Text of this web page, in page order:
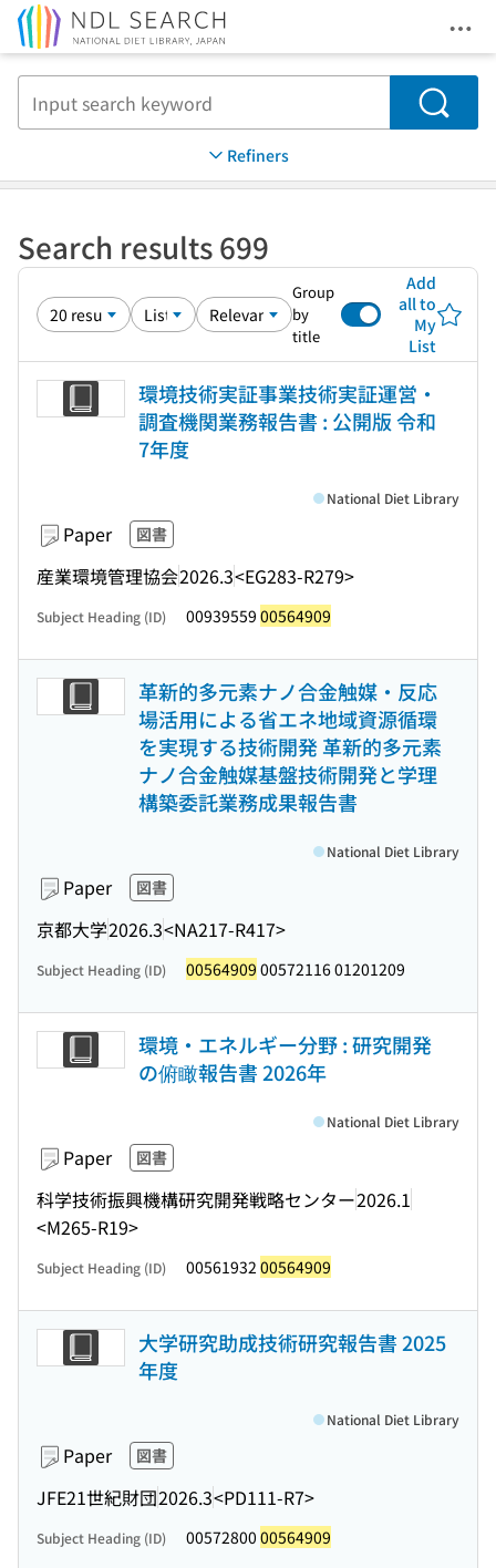
Search
Refiners
Search results 699
Group
by
title
Add
all to
My
List
環境技術実証事業技術実証運営・
調査機関業務報告書 : 公開版 令和
7年度
Paper 図書
産業環境管理協会2026.3<EG283-R279>
National Diet Library
Subject Heading (ID) 00939559 00564909
革新的多元素ナノ合金触媒・反応
場活用による省エネ地域資源循環
を実現する技術開発 革新的多元素
ナノ合金触媒基盤技術開発と学理
構築委託業務成果報告書
Paper 図書
京都大学2026.3<NA217-R417>
National Diet Library
Subject Heading (ID) 00564909 00572116 01201209
環境・エネルギー分野 : 研究開発
の俯瞰報告書 2026年
Paper 図書
科学技術振興機構研究開発戦略センター2026.1
<M265-R19>
National Diet Library
Subject Heading (ID) 00561932 00564909
大学研究助成技術研究報告書 2025
年度
Paper 図書
JFE21世紀財団2026.3<PD111-R7>
National Diet Library
Subject Heading (ID) 00572800 00564909